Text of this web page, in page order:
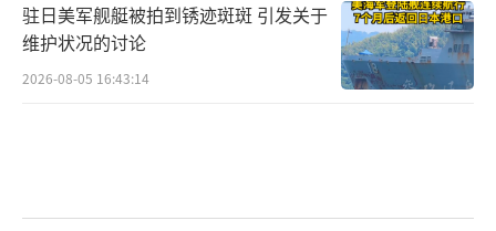
驻日美军舰艇被拍到锈迹斑斑 引发关于
维护状况的讨论
2026-08-05 16:43:14